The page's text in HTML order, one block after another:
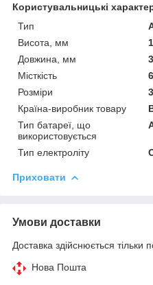
Користувальницькі
Тип
Висота, мм
Довжина, мм
Місткість
Розміри
Країна-виробник товару
Тип батареї, що
використовується
Тип електроліту
Приховати
Умови доставки
Доставка здійснюється тільки
Нова Пошта